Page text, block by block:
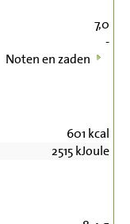
7,0
-
Noten en zaden
601 kcal
2515kJoule